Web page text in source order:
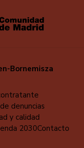
Bornemisza
denuncias
y calidad
2030Contacto